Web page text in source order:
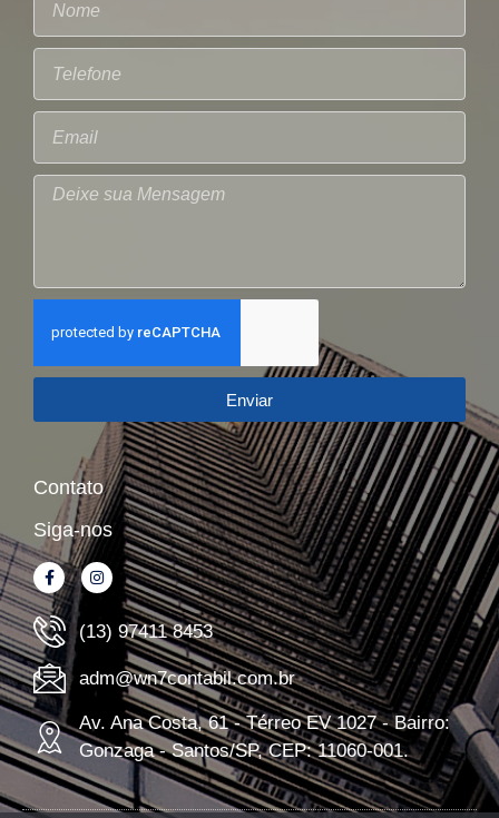
Enviar
Contato
Siga-nos
(13) 97411 8453
adm@wn7contabil.com.br
Av. Ana Costa, 61 - Térreo EV 1027 - Bairro:
Gonzaga - Santos/SP, CEP: 11060-001.